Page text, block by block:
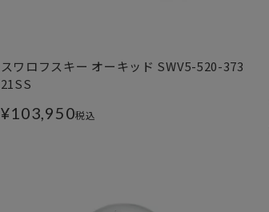
スワロフスキー オーキッド SWV5-520-373
21SS
¥103,950税込